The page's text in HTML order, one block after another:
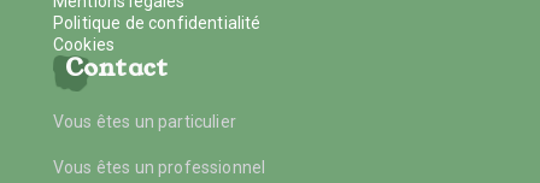
Politique de confidentialité
Cookies
Contact
Vous êtes un particulier
Vous êtes un professionnel